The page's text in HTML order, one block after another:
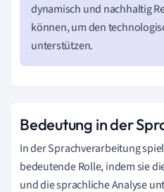
dynamisch und nachhaltig
können, um den
unterstützen.
Bedeutung in der
In der Sprachverarbeitung
bedeutende Rolle, indem sie
und die sprachliche Analyse